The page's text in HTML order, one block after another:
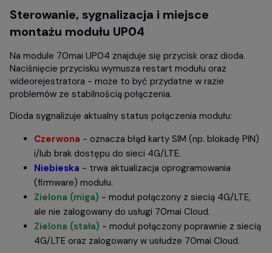
Sterowanie, sygnalizacja i miejsce
montażu modułu UP04
Na module 70mai UP04 znajduje się przycisk oraz dioda.
Naciśnięcie przycisku wymusza restart modułu oraz
wideorejestratora - może to być przydatne w razie
problemów ze stabilnością połączenia.
Dioda sygnalizuje aktualny status połączenia modułu:
Czerwona - oznacza błąd karty SIM (np. blokadę PIN)
i/lub brak dostępu do sieci 4G/LTE.
Niebieska - trwa aktualizacja oprogramowania
(firmware) modułu.
Zielona (miga) - moduł połączony z siecią 4G/LTE,
ale nie zalogowany do usługi 70mai Cloud.
Zielona (stała) - moduł połączony poprawnie z siecią
4G/LTE oraz zalogowany w usłudze 70mai Cloud.